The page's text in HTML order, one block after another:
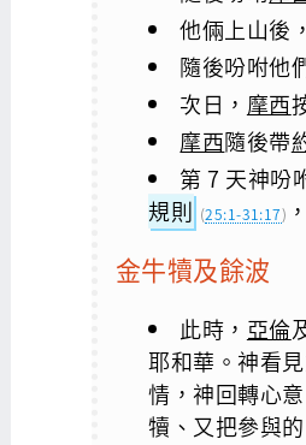
他倆上山後
隨後吩咐他
次日， 摩西
摩西隨後帶
第 7 天神吩
規則 (25:1-31:17)
金牛犢及餘波
此時， 亞倫
耶和華。神看
情，神回轉心意
犢、又把參與